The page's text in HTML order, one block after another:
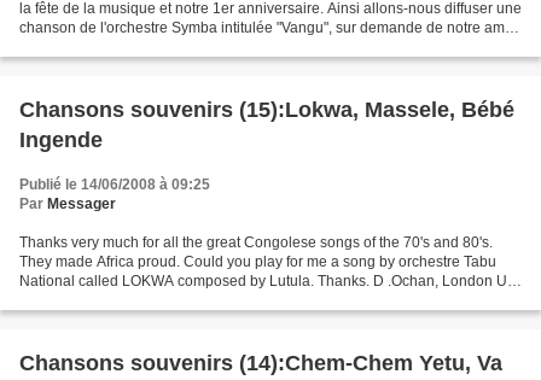
la fête de la musique et notre 1er anniversaire. Ainsi allons-nous diffuser une
chanson de l'orchestre Symba intitulée "Vangu", sur demande de notre ami
Chansons souvenirs (15):Lokwa, Massele, Bébé
Ingende
Publié le 14/06/2008 à 09:25
Par Messager
Thanks very much for all the great Congolese songs of the 70's and 80's.
They made Africa proud. Could you play for me a song by orchestre Tabu
National called LOKWA composed by Lutula. Thanks. D .Ochan, London UK.
=======================...
Chansons souvenirs (14):Chem-Chem Yetu, Va